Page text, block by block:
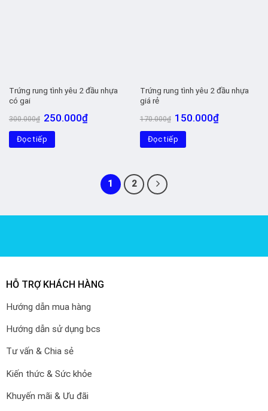
Trứng rung tình yêu 2 đầu nhựa
có gai
300.000₫ Giá
gốc
là:
300.000₫.
250.000₫Giá
Đọc tiếp
Trứng rung tình yêu 2 đầu nhựa
giá rẻ
170.000₫ Giá
gốc
là:
170.000₫.
150.000₫Giá
Đọc tiếp
1 2
HỖ TRỢ KHÁCH HÀNG
Hướng dẫn mua hàng
Hướng dẫn sử dụng bcs
Tư vấn & Chia sẻ
Kiến thức & Sức khỏe
Khuyến mãi & Ưu đãi